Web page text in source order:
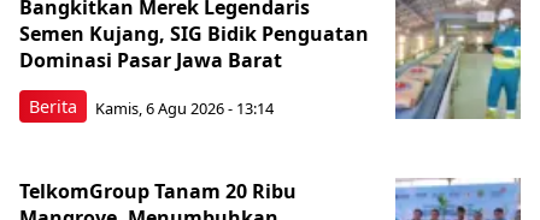
Berita
Bangkitkan Merek Legendaris
Semen Kujang, SIG Bidik Penguatan
Dominasi Pasar Jawa Barat
Kamis, 6 Agu 2026 - 13:14
TelkomGroup Tanam 20 Ribu